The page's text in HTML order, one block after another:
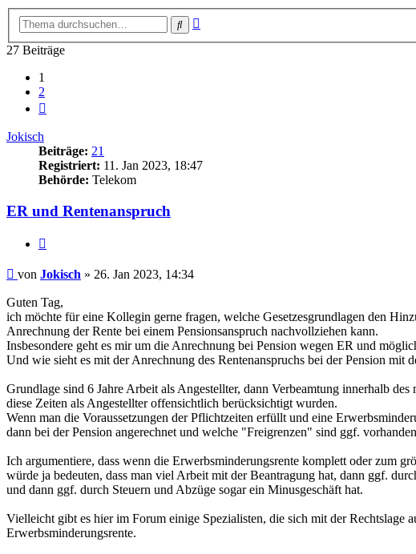
Suche
27 Beiträge
1
2
Jokisch
Beiträge: 21
Registriert: 11. Jan 2023, 18:47
Behörde: Telekom
ER und Rentenanspruch
Beitrag
von Jokisch » 26. Jan 2023, 14:34
Guten Tag,
ich möchte für eine Kollegin gerne fragen, welche Gesetzesgrundlagen den
Anrechnung der Rente bei einem Pensionsanspruch nachvollziehen kann.
Insbesondere geht es mir um die Anrechnung bei Pension wegen ER und
Und wie sieht es mit der Anrechnung des Rentenanspruchs bei der Pension mit
Grundlage sind 6 Jahre Arbeit als Angestellter, dann Verbeamtung innerhalb
diese Zeiten als Angestellter offensichtlich berücksichtigt wurden.
Wenn man die Voraussetzungen der Pflichtzeiten erfüllt und eine
dann bei der Pension angerechnet und welche "Freigrenzen" sind ggf.
Ich argumentiere, dass wenn die Erwerbsminderungsrente komplett oder zum
würde ja bedeuten, dass man viel Arbeit mit der Beantragung hat, dann ggf.
und dann ggf. durch Steuern und Abzüge sogar ein Minusgeschäft hat.
Vielleicht gibt es hier im Forum einige Spezialisten, die sich mit der
Erwerbsminderungsrente.